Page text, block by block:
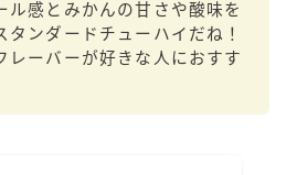
ハイ
シリーズ
ル感とみかんの甘さや酸味を
タンダードチューハイだね！
レーバーが好きな人におすす